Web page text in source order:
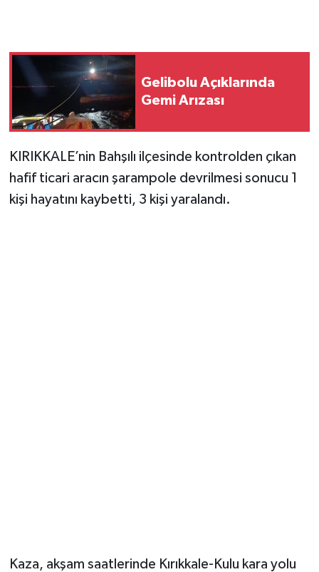
Gelibolu Açıklarında
Gemi Arızası
KIRIKKALE’nin Bahşılı ilçesinde kontrolden çıkan
hafif ticari aracın şarampole devrilmesi sonucu 1
kişi hayatını kaybetti, 3 kişi yaralandı.
Kaza, akşam saatlerinde Kırıkkale-Kulu kara yolu
Sağlık
Seri İlan
Siyaset
Sokak Hayvanlarını Sahiplendirme
Sonsöz Özel